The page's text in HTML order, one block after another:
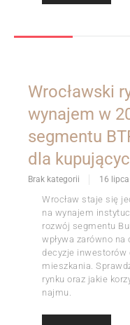
Wrocławski
wynajem w
segmentu
dla
Brak kategorii 16
Wrocław staje się
na wynajem
rozwój segmentu
wpływa zarówno
decyzje inwestorów
mieszkania.
rynku oraz jakie
najmu.